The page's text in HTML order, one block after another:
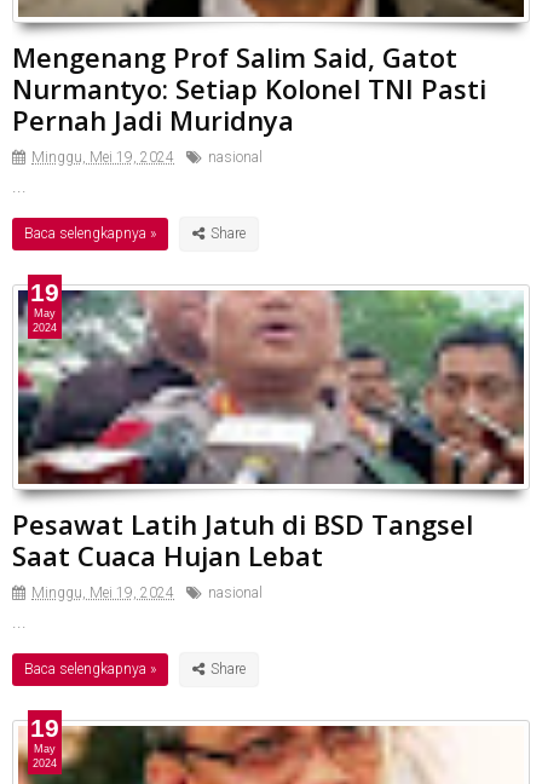
Mengenang Prof Salim Said, Gatot
Nurmantyo: Setiap Kolonel TNI Pasti
Pernah Jadi Muridnya
Minggu, Mei 19, 2024 nasional
...
Baca selengkapnya »
Pesawat Latih Jatuh di BSD Tangsel
Saat Cuaca Hujan Lebat
Minggu, Mei 19, 2024 nasional
...
Baca selengkapnya »
19
May
2024
19
May
2024